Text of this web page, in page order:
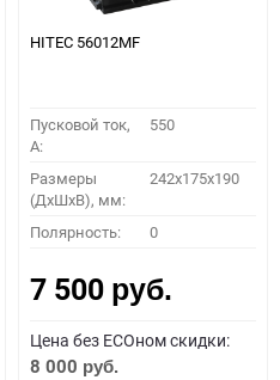
HITEC 56012MF
Пусковой ток,
A:
550
Размеры
(ДхШхВ), мм:
242x175x190
Полярность: 0
7 500 руб.
Цена без ECOном скидки:
8 000 руб.